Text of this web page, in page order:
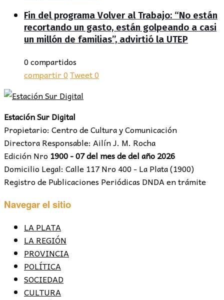
Fin del programa Volver al Trabajo: “No están
recortando un gasto, están golpeando a casi
un millón de familias”, advirtió la UTEP
0 compartidos
compartir0Tweet0
Estación Sur Digital
Propietario: Centro de Cultura y Comunicación
Directora Responsable: Ailín J. M. Rocha
Edición Nro 1900 - 07 del mes de del año 2026
Domicilio Legal: Calle 117 Nro 400 - La Plata (1900)
Registro de Publicaciones Periódicas DNDA en trámite
Navegar el sitio
LA PLATA
LA REGIÓN
PROVINCIA
POLÍTICA
SOCIEDAD
CULTURA